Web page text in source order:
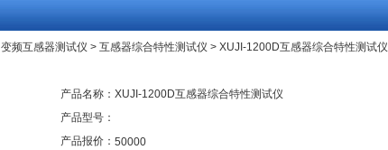
变频互感器测试仪 > 互感器综合特性测试仪 > XUJI-1200D互感器综合特性测试仪
产品名称： XUJI-1200D互感器综合特性测试仪
产品型号：
产品报价： 50000